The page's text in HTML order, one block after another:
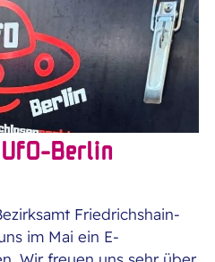
Berlin
Friedrichshain-
im Mai ein E-